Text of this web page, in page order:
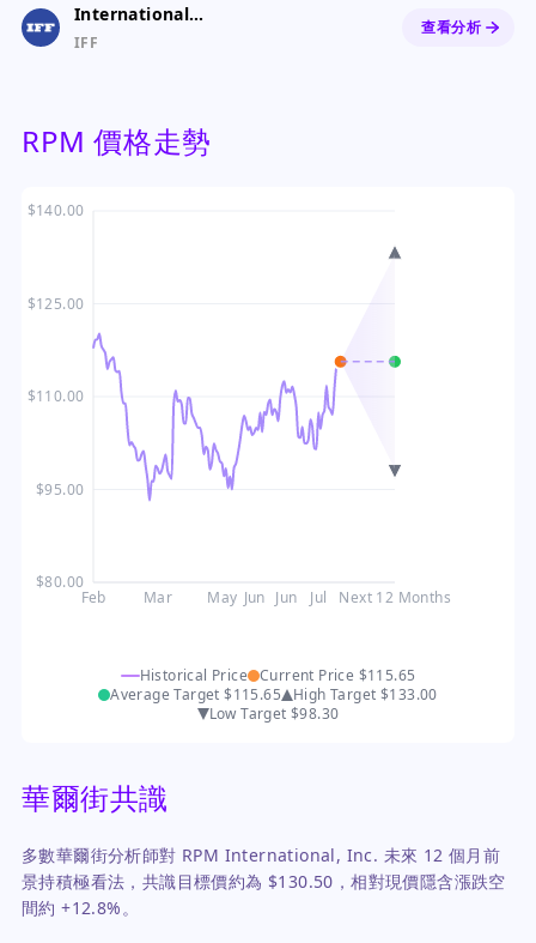
International Flavors & Fragrances Inc.
IFF
查看分析
RPM 價格走勢
$80.00
$95.00
$110.00
$125.00
$140.00
Feb Mar May Jun Jun Jul Next 12 Months
Historical Price Current Price $115.65
Average Target$115.65 High Target $133.00
Low Target $98.30
華爾街共識
多數華爾街分析師對 RPM International, Inc. 未來 12 個月前
景持積極看法，共識目標價約為 $130.50，相對現價隱含漲跌空
間約 +12.8%。